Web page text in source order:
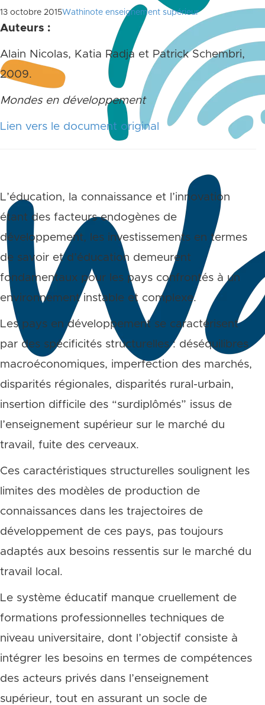
13 octobre 2015Wathinote enseignement supérieur
Auteurs :
Alain Nicolas, Katia Radja et Patrick Schembri,
2009.
Mondes en développement
Lien vers le document original
L’éducation, la connaissance et l’innovation
étant des facteurs endogènes de
développement, les investissements en termes
de savoir et d’éducation demeurent
fondamentaux pour les pays confrontés à un
environnement instable et complexe.
Les pays en développement se caractérisent
par des spécificités structurelles : déséquilibres
macroéconomiques, imperfection des marchés,
disparités régionales, disparités rural-urbain,
insertion difficile des “surdiplômés” issus de
l’enseignement supérieur sur le marché du
travail, fuite des cerveaux.
Ces caractéristiques structurelles soulignent les
limites des modèles de production de
connaissances dans les trajectoires de
développement de ces pays, pas toujours
adaptés aux besoins ressentis sur le marché du
travail local.
Le système éducatif manque cruellement de
formations professionnelles techniques de
niveau universitaire, dont l’objectif consiste à
intégrer les besoins en termes de compétences
des acteurs privés dans l’enseignement
supérieur, tout en assurant un socle de